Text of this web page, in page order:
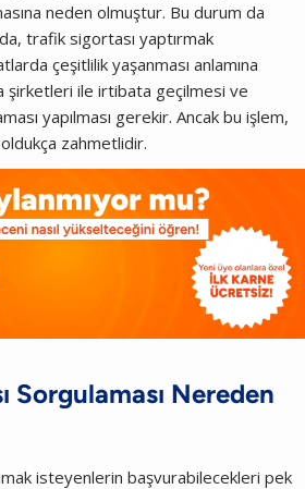
neden olmuştur. Bu durum da
trafik sigortası yaptırmak
çeşitlilik yaşanması anlamına
şirketleri ile irtibata geçilmesi ve
yapılması gerekir. Ancak bu işlem,
oldukça zahmetlidir.
Sorgulaması Nereden
isteyenlerin başvurabilecekleri pek